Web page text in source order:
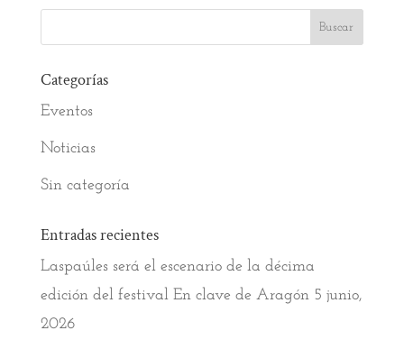
Categorías
Eventos
Noticias
Sin categoría
Entradas recientes
Laspaúles será el escenario de la décima
edición del festival En clave de Aragón 5 junio,
2026